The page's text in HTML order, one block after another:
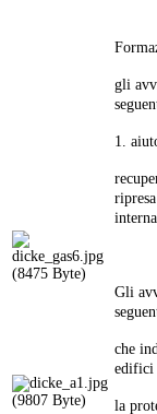
gli
1.
Gli
che
edifici
la